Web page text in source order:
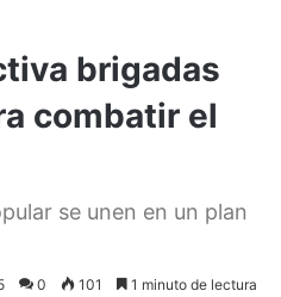
brigadas
combatir el
se unen en un plan
0 101 1 minuto de lectura